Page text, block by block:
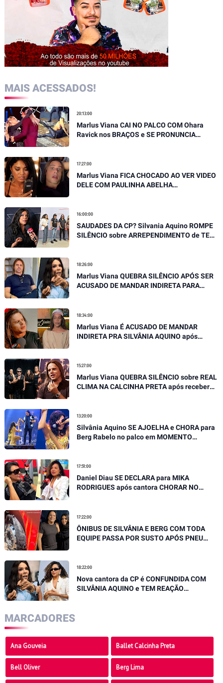
MAIS ACESSADOS!
20:13:00
Marlus Viana CAI NO PALCO COM Ohara
Ravick nos BRAÇOS e SE PRONUNCIA
17:27:00
Marlus Viana FICA CHOCADO AO VER VIDEO
DELE COM PAULINHA ABELHA
16:00:00
SAUDADES DA CP? Silvania Aquino ROMPE
SILÊNCIO sobre ARREPENDIMENTO de TER
18:26:00
Marlus Viana QUEBRA SILÊNCIO APÓS SER
ACUSADO DE MANDAR INDIRETA PARA
18:34:00
Marlus Viana É ACUSADO DE MANDAR
INDIRETA PRA SILVÂNIA AQUINO após
15:27:00
Marlus Viana QUEBRA SILÊNCIO sobre REAL
CLIMA NA CALCINHA PRETA após receber
13:20:00
Silvânia Aquino SE AJOELHA e CHORA para
Berg Rabelo no palco em MOMENTO
17:51:00
Daniel Diau SE DECLARA para MIKA
RODRIGUES após cantora CHORAR NO
17:22:00
ÔNIBUS DE SILVÂNIA E BERG COM TODA
EQUIPE PASSA POR SUSTO APÓS PNEU
18:22:00
Nova cantora da CP é CONFUNDIDA COM
SILVÂNIA AQUINO e TEM REAÇÃO
MARCADORES
Ana Gouveia Ballet Calcinha Preta
Bell Oliver Berg Lima